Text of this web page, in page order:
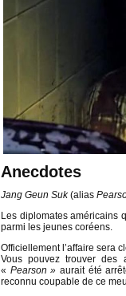
Anecdotes
Jang Geun Suk(alias
Les diplomates américains
parmi les jeunes coréens.
Officiellement l’affaire sera
Vous pouvez trouver des
« Pearson » aurait été
reconnu coupable de ce